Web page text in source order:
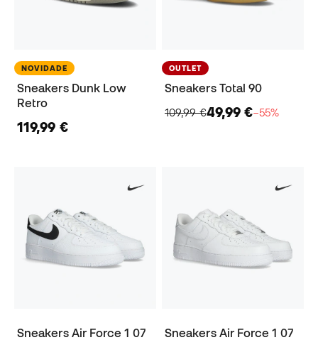
NOVIDADE
Sneakers Dunk Low
Retro
119,99 €
OUTLET
Sneakers Total 90
109,99 €49,99 €−55%
Sneakers Air Force 1 07
Sneakers Air Force 1 07